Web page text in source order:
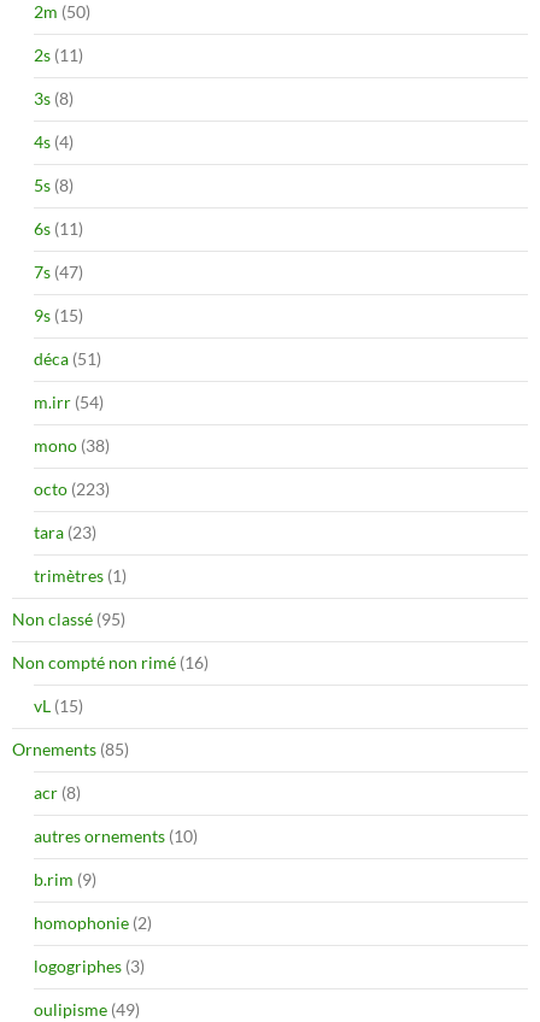
2m (50)
2s (11)
3s (8)
4s (4)
5s (8)
6s (11)
7s (47)
9s (15)
déca (51)
m.irr (54)
mono (38)
octo (223)
tara (23)
trimètres (1)
Non classé (95)
Non compté non rimé (16)
vL (15)
Ornements (85)
acr (8)
autres ornements (10)
b.rim (9)
homophonie (2)
logogriphes (3)
oulipisme (49)